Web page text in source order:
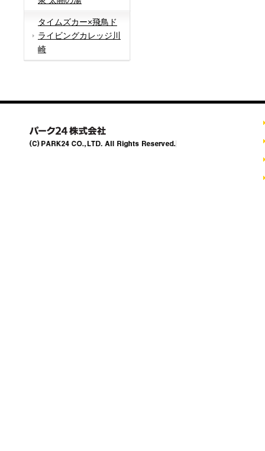
タイムズカー×飛鳥ド
ライビングカレッジ川
崎